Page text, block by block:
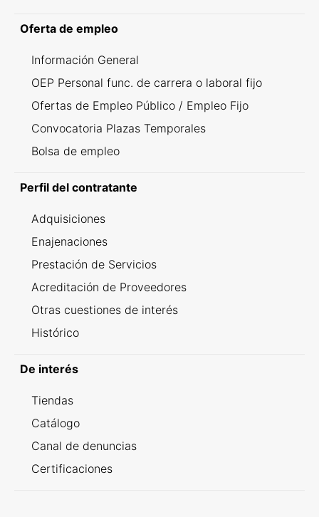
Oferta de empleo
Información General
OEP Personal func. de carrera o laboral fijo
Ofertas de Empleo Público / Empleo Fijo
Convocatoria Plazas Temporales
Bolsa de empleo
Perfil del contratante
Adquisiciones
Enajenaciones
Prestación de Servicios
Acreditación de Proveedores
Otras cuestiones de interés
Histórico
De interés
Tiendas
Catálogo
Canal de denuncias
Certificaciones